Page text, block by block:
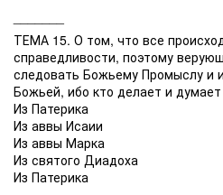
ТЕМА 15. О том, что все
справедливости, поэтому
следовать Божьему Промыслу и
Божьей, ибо кто делает и
Из Патерика
Из аввы Исаии
Из аввы Марка
Из святого Диадоха
Из Патерика